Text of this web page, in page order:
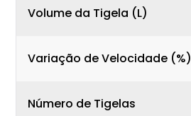
Volume da Tigela (L)
Variação de Velocidade (%)
Número de Tigelas